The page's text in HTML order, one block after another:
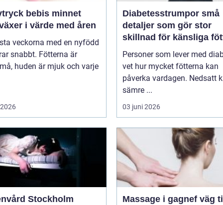
bebis minnet
i värde med åren
veckorna med en nyfödd
snabbt. Fötterna är
huden är mjuk och varje
Diabetesstrumpor små
detaljer som gör stor
skillnad för känsliga
Personer som lever med
vet hur mycket fötterna kan
påverka vardagen. Nedsatt
sämre ...
03 juni 2026
Stockholm
Massage i gagnef väg till